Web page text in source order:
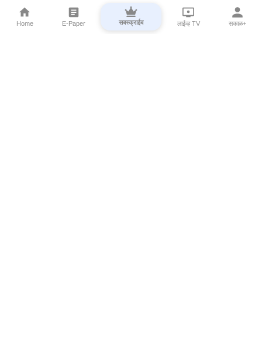
Home E-Paper सबस्क्राईब लाईव्ह TV सकाळ+